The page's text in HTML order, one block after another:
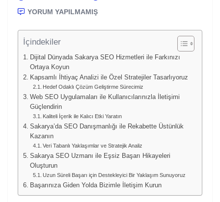
YORUM YAPILMAMIŞ
İçindekiler
Dijital Dünyada Sakarya SEO Hizmetleri ile Farkınızı
Ortaya Koyun
Kapsamlı İhtiyaç Analizi ile Özel Stratejiler Tasarlıyoruz
Hedef Odaklı Çözüm Geliştirme Sürecimiz
Web SEO Uygulamaları ile Kullanıcılarınızla İletişimi
Güçlendirin
Kaliteli İçerik ile Kalıcı Etki Yaratın
Sakarya’da SEO Danışmanlığı ile Rekabette Üstünlük
Kazanın
Veri Tabanlı Yaklaşımlar ve Stratejik Analiz
Sakarya SEO Uzmanı ile Eşsiz Başarı Hikayeleri
Oluşturun
Uzun Süreli Başarı için Destekleyici Bir Yaklaşım Sunuyoruz
Başarınıza Giden Yolda Bizimle İletişim Kurun